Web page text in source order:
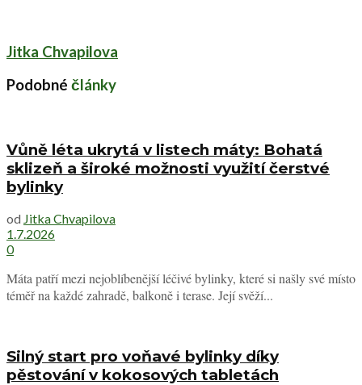
Jitka Chvapilova
Podobné články
Vůně léta ukrytá v listech máty: Bohatá
sklizeň a široké možnosti využití čerstvé
bylinky
od Jitka Chvapilova
1.7.2026
0
Máta patří mezi nejoblíbenější léčivé bylinky, které si našly své místo
téměř na každé zahradě, balkoně i terase. Její svěží...
Silný start pro voňavé bylinky díky
pěstování v kokosových tabletách